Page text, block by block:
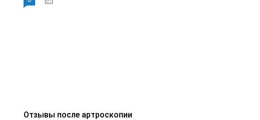
Отзывы после артроскопии